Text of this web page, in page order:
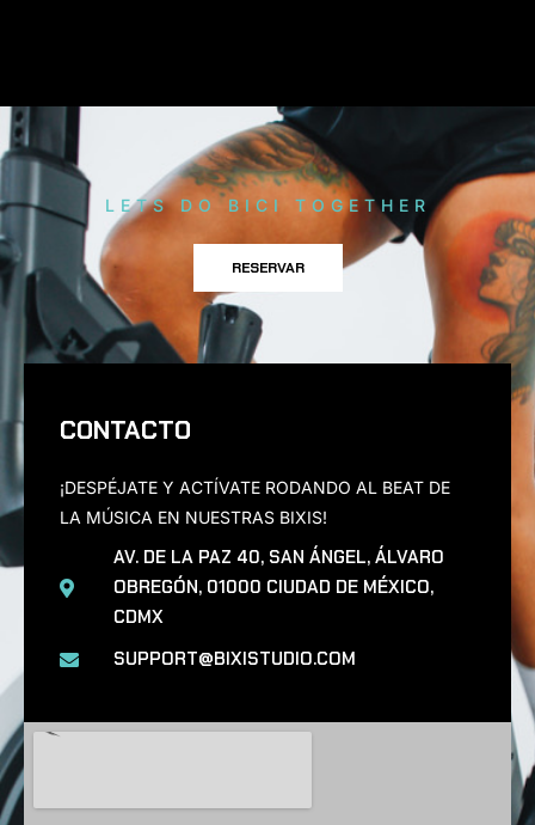
LETS DO BICI TOGETHER
RESERVAR
CONTACTO
¡DESPÉJATE Y ACTÍVATE RODANDO AL BEAT DE
LA MÚSICA EN NUESTRAS BIXIS!
AV. DE LA PAZ 40, SAN ÁNGEL, ÁLVARO
OBREGÓN, 01000 CIUDAD DE MÉXICO,
CDMX
SUPPORT@BIXISTUDIO.COM